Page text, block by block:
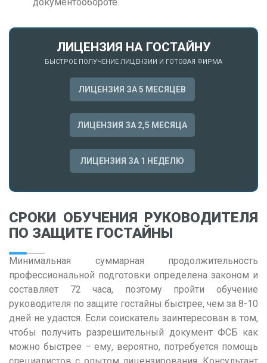
ЛИЦЕНЗИЯ НА ГОСТАЙНУ
БЫСТРОЕ ПОЛУЧЕНИЕ ЛИЦЕНЗИИ И ГОТОВАЯ ФИРМА
ЛИЦЕНЗИЯ ЗА 5 МЕСЯЦЕВ
ЛИЦЕНЗИЯ ЗА 2,5 МЕСЯЦА
ЛИЦЕНЗИЯ ЗА 1 НЕДЕЛЮ
СРОКИ ОБУЧЕНИЯ РУКОВОДИТЕЛЯ
ПО ЗАЩИТЕ ГОСТАЙНЫ
Минимальная суммарная продолжительность
профессиональной подготовки определена законом и
составляет 72 часа, поэтому пройти обучение
руководителя по защите гостайны быстрее, чем за 8-10
дней не удастся. Если соискатель заинтересован в том,
чтобы получить разрешительный документ ФСБ как
можно быстрее – ему, вероятно, потребуется помощь
Пенза
Ростов-на-Дону
Саратов
Симферополь
Смоленск
Сочи
Ставрополь
Т